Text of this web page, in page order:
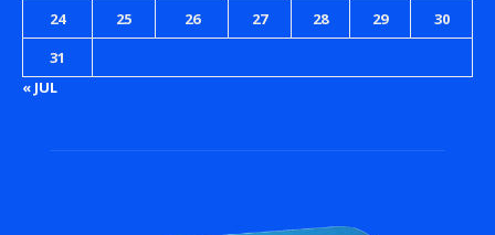
24
25 26 27 28 29
30
31
« JUL